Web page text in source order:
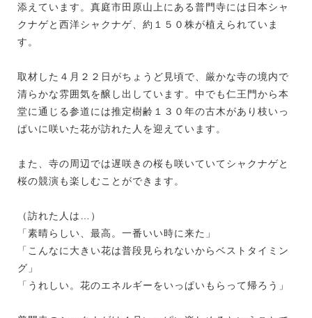
添えています。真庭市田原山上にある普門寺には日本シャ
クナゲと西洋シャクナゲ、約１５０株が植えられていま
す。
取材した４月２２日がちょうど見頃で、厳かな寺の境内で
清らかな雰囲気を醸し出しています。中でも仁王門から本
堂に通じる参道には推定樹齢１３０年の古木があり枝いっ
ぱいに咲いた花が訪れた人を迎えています。
また、寺の周辺では遅咲きの桜も咲いていてシャクナゲと
桜の競演も楽しむことができます。
（訪れた人は…）
「素晴らしい、最高。一番いい時に来た」
「こんなに大きい花は普段見られないからベストタイミン
グ」
「うれしい。花のエネルギーをいっぱいもらって帰ろう」